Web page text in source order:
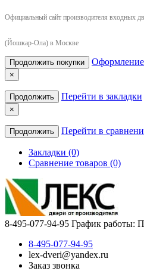
Официальный сайт производителя входных
(Йошкар-Ола) в Москве
Продолжить покупки Оформление
×
Продолжить Перейти в закладки
×
Продолжить Перейти в
Закладки (0)
Сравнение товаров (0)
8-495-077-94-95 График работы:
8-495-077-94-95
lex-dveri@yandex.ru
Заказ звонка